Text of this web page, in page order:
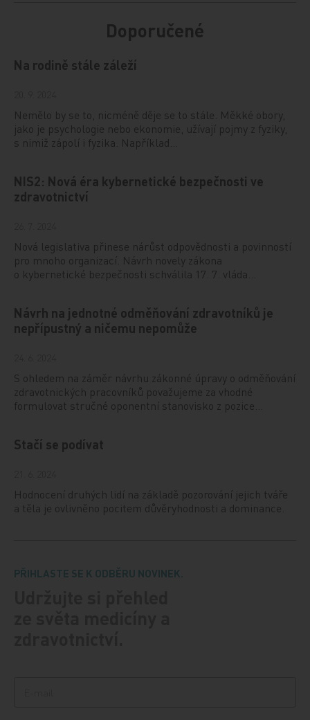
Doporučené
Na rodině stále záleží
Nemělo by se to, nicméně děje se to stále. Měkké obory,
jako je psychologie nebo ekonomie, užívají pojmy z fyziky,
s nimiž zápolí i fyzika. Například…
NIS2: Nová éra kybernetické bezpečnosti ve
zdravotnictví
Nová legislativa přinese nárůst odpovědnosti a povinností
pro mnoho organizací. Návrh novely zákona
o kybernetické bezpečnosti schválila 17. 7. vláda…
Návrh na jednotné odměňování zdravotníků je
nepřípustný a ničemu nepomůže
S ohledem na záměr návrhu zákonné úpravy o odměňování
zdravotnických pracovníků považujeme za vhodné
formulovat stručné oponentní stanovisko z pozice…
Stačí se podívat
Hodnocení druhých lidí na základě pozorování jejich tváře
a těla je ovlivněno pocitem důvěryhodnosti a dominance.
PŘIHLASTE SE K ODBĚRU NOVINEK.